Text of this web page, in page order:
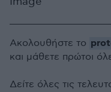
Ακολουθήστε το
και μάθετε πρώτοι
Δείτε όλες τις